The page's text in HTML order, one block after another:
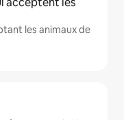
les animaux de